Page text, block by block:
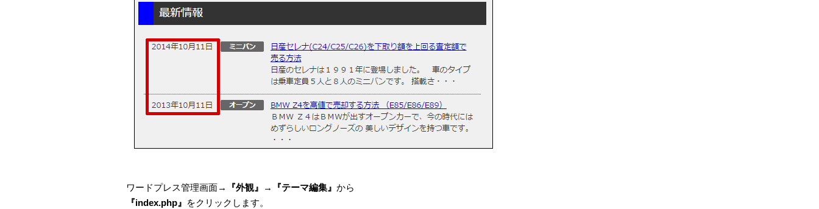
ワードプレス管理画面→ 『外観』 → 『テーマ編集』 から
『index.php』 をクリックします。